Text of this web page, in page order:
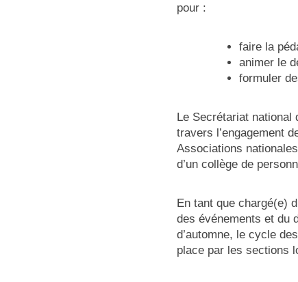
pour :
faire la
animer le
formuler
Le Secrétariat national
travers l’engagement
Associations
d’un collège de
En tant que chargé(e)
des événements et du
d’automne, le cycle
place par les sections